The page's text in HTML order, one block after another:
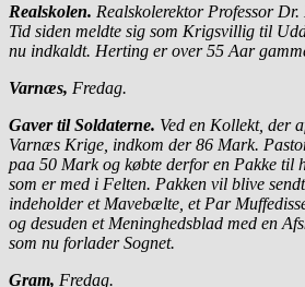
Realskolen. Realskolerektor Professor
Tid siden meldte sig som Krigsvillig til
nu indkaldt. Herting er over 55 Aar
Varnæs, Fredag.
Gaver til Soldaterne. Ved en Kollekt, der
Varnæs Krige, indkom der 86 Mark.
paa 50 Mark og købte derfor en Pakke til
som er med i Felten. Pakken vil blive
indeholder et Mavebælte, et Par
og desuden et Meninghedsblad med en
som nu forlader Sognet.
Gram, Fredag.